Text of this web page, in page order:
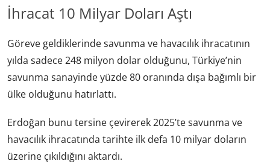
İhracat 10 Milyar Doları Aştı
Göreve geldiklerinde savunma ve havacılık ihracatının
yılda sadece 248 milyon dolar olduğunu, Türkiye’nin
savunma sanayinde yüzde 80 oranında dışa bağımlı bir
ülke olduğunu hatırlattı.
Erdoğan bunu tersine çevirerek 2025’te savunma ve
havacılık ihracatında tarihte ilk defa 10 milyar doların
üzerine çıkıldığını aktardı.